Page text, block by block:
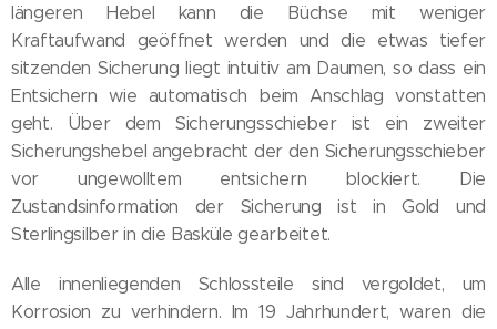
längeren Hebel kann die Büchse mit weniger
Kraftaufwand geöffnet werden und die etwas tiefer
sitzenden Sicherung liegt intuitiv am Daumen, so dass ein
Entsichern wie automatisch beim Anschlag vonstatten
geht. Über dem Sicherungsschieber ist ein zweiter
Sicherungshebel angebracht der den Sicherungsschieber
vor ungewolltem entsichern blockiert. Die
Zustandsinformation der Sicherung ist in Gold und
Sterlingsilber in die Basküle gearbeitet.
Alle innenliegenden Schlossteile sind vergoldet, um
Korrosion zu verhindern. Im 19 Jahrhundert, waren die